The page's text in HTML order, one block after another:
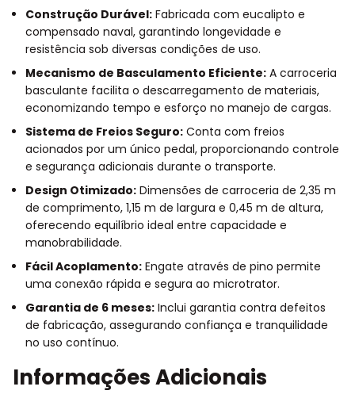
Construção Durável: Fabricada com eucalipto e
compensado naval, garantindo longevidade e
resistência sob diversas condições de uso.
Mecanismo de Basculamento Eficiente: A carroceria
basculante facilita o descarregamento de materiais,
economizando tempo e esforço no manejo de cargas.
Sistema de Freios Seguro: Conta com freios
acionados por um único pedal, proporcionando controle
e segurança adicionais durante o transporte.
Design Otimizado: Dimensões de carroceria de 2,35 m
de comprimento, 1,15 m de largura e 0,45 m de altura,
oferecendo equilíbrio ideal entre capacidade e
manobrabilidade.
Fácil Acoplamento: Engate através de pino permite
uma conexão rápida e segura ao microtrator.
Garantia de 6 meses: Inclui garantia contra defeitos
de fabricação, assegurando confiança e tranquilidade
no uso contínuo.
Informações Adicionais